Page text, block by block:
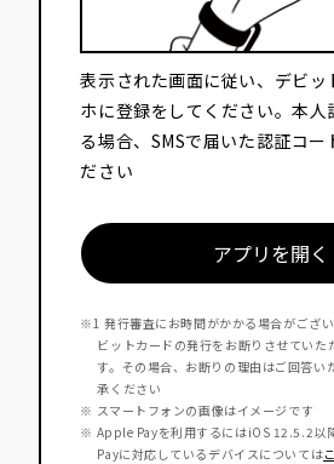
表示された画面に従い、デビッ
ホに登録をしてください。本人
る場合、SMSで届いた認証コー
ださい
アプリを開く
※1 発行審査にお時間がかかる場合がござ
ビットカードの発行をお断りさせていた
す。その場合、お断りの理由はご回答い
承ください
※ スマートフォンの画像はイメージです
※ Apple Payを利用するにはiOS 12.5.2以
Payに対応しているデバイスについては